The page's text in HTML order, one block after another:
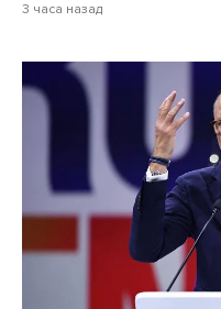
3 часа назад